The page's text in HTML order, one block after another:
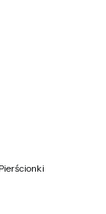
Pierścionki